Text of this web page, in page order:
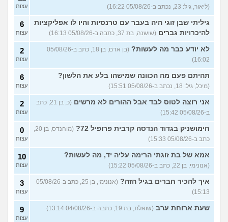
רוצה לעבוד בתחום, מה
עכשיו?
(טל, בת 29)
עצות
מס שאלות לסטודנטים ובוגרים
של המכללה האקדמית וינגייט
1
עצות
לימודים מסלול בוקר או ערב?
(אנונימית, בת 27)
3
עצות
אילו יחידות טכנולוגיות יש?
(אנונימי, בן 17)
2
עצות
החיים בתור סטודנט לרפואה
(אנונימי, בן 20)
9
עצות
הנדסת בניין באריאל או סמי
(יותם, בן 23)
3
עצות
אני מרגישה ממש תקועה, איך
להתמודד? (מאיה, בת 23) עצות
עוד שאלות חדשות במדור
(ליאור, גיל: 23, נכתב ב-05/08/26 16:22) עצות
גיליתי שבן זוגי היה בעבר עם טרנסיות והיו לו אפליקציות
להיכרויות גברים (שושנה, בת 37, כתבה ב-05/08/26 16:13)
6
עצות
לא יודע כבר מה לעשות?
(בן אדם, בן 18, כתב ב-05/08/26
16:02)
2
עצות
תהיתם פעם מה הכוונה שמישהו בלע את הלשון?
(מיכל, גיל: 18, נכתב ב-05/08/26 15:51)
6
עצות
אני רוצה לטוס לבד אבל ההורים לא מרשים
(כ, בן 21, כתב
ב-05/08/26 15:42)
2
עצות
חימושניק בגדוד הנדסה קרבית פרופיל 72?
(מוהנדס, בן 20,
כתב ב-05/08/26 15:33)
0
עצות
אמא של בת זוגתי הרימה עליה יד, מה לעשות?
(אנונימי, בן 22, כתב ב-05/08/26 15:22)
10
עצות
איך להכיר חברים בגיל הזה?
(אנונימי, בן 25, כתב ב-05/08/26
15:13)
3
עצות
שעת ארוחת ערב (שואלת, בת 19, כתבה ב-04/08/26 13:14) 9
עצות